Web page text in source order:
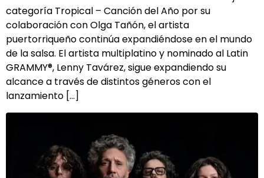
categoría Tropical – Canción del Año por su
colaboración con Olga Tañón, el artista
puertorriqueño continúa expandiéndose en el mundo
de la salsa. El artista multiplatino y nominado al Latin
GRAMMY®, Lenny Tavárez, sigue expandiendo su
alcance a través de distintos géneros con el
lanzamiento […]